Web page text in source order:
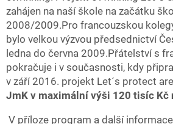
zahájen na naší škole na začátku
2008/2009.Pro francouzskou
bylo velkou výzvou předsednictví
ledna do června 2009.Přátelství s
pokračuje i v současnosti, kdy
v září 2016. projekt Let´s protect
JmK v maximální výši 120 tisíc Kč
V příloze program a další